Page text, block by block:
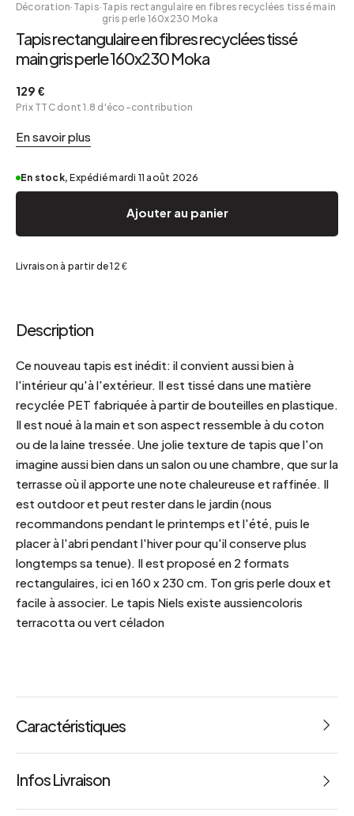
Décoration· Tapis·Tapis rectangulaire en fibres recyclées tissé main
gris perle 160x230 Moka
Tapis rectangulaire en fibres recyclées tissé
main gris perle 160x230 Moka
129 €
Prix TTC dont 1.8 d'éco-contribution
En savoir plus
En stock, Expédié mardi 11 août 2026
Ajouter au panier
Livraison à partir de 12 €
Description
Ce nouveau tapis est inédit: il convient aussi bien à
l'intérieur qu'à l'extérieur. Il est tissé dans une matière
recyclée PET fabriquée à partir de bouteilles en plastique.
Il est noué à la main et son aspect ressemble à du coton
ou de la laine tressée. Une jolie texture de tapis que l'on
imagine aussi bien dans un salon ou une chambre, que sur la
terrasse où il apporte une note chaleureuse et raffinée. Il
est outdoor et peut rester dans le jardin (nous
recommandons pendant le printemps et l'été, puis le
placer à l'abri pendant l'hiver pour qu'il conserve plus
longtemps sa tenue). Il est proposé en 2 formats
rectangulaires, ici en 160 x 230 cm. Ton gris perle doux et
facile à associer. Le tapis Niels existe aussiencoloris
terracotta ou vert céladon
Caractéristiques
Infos Livraison